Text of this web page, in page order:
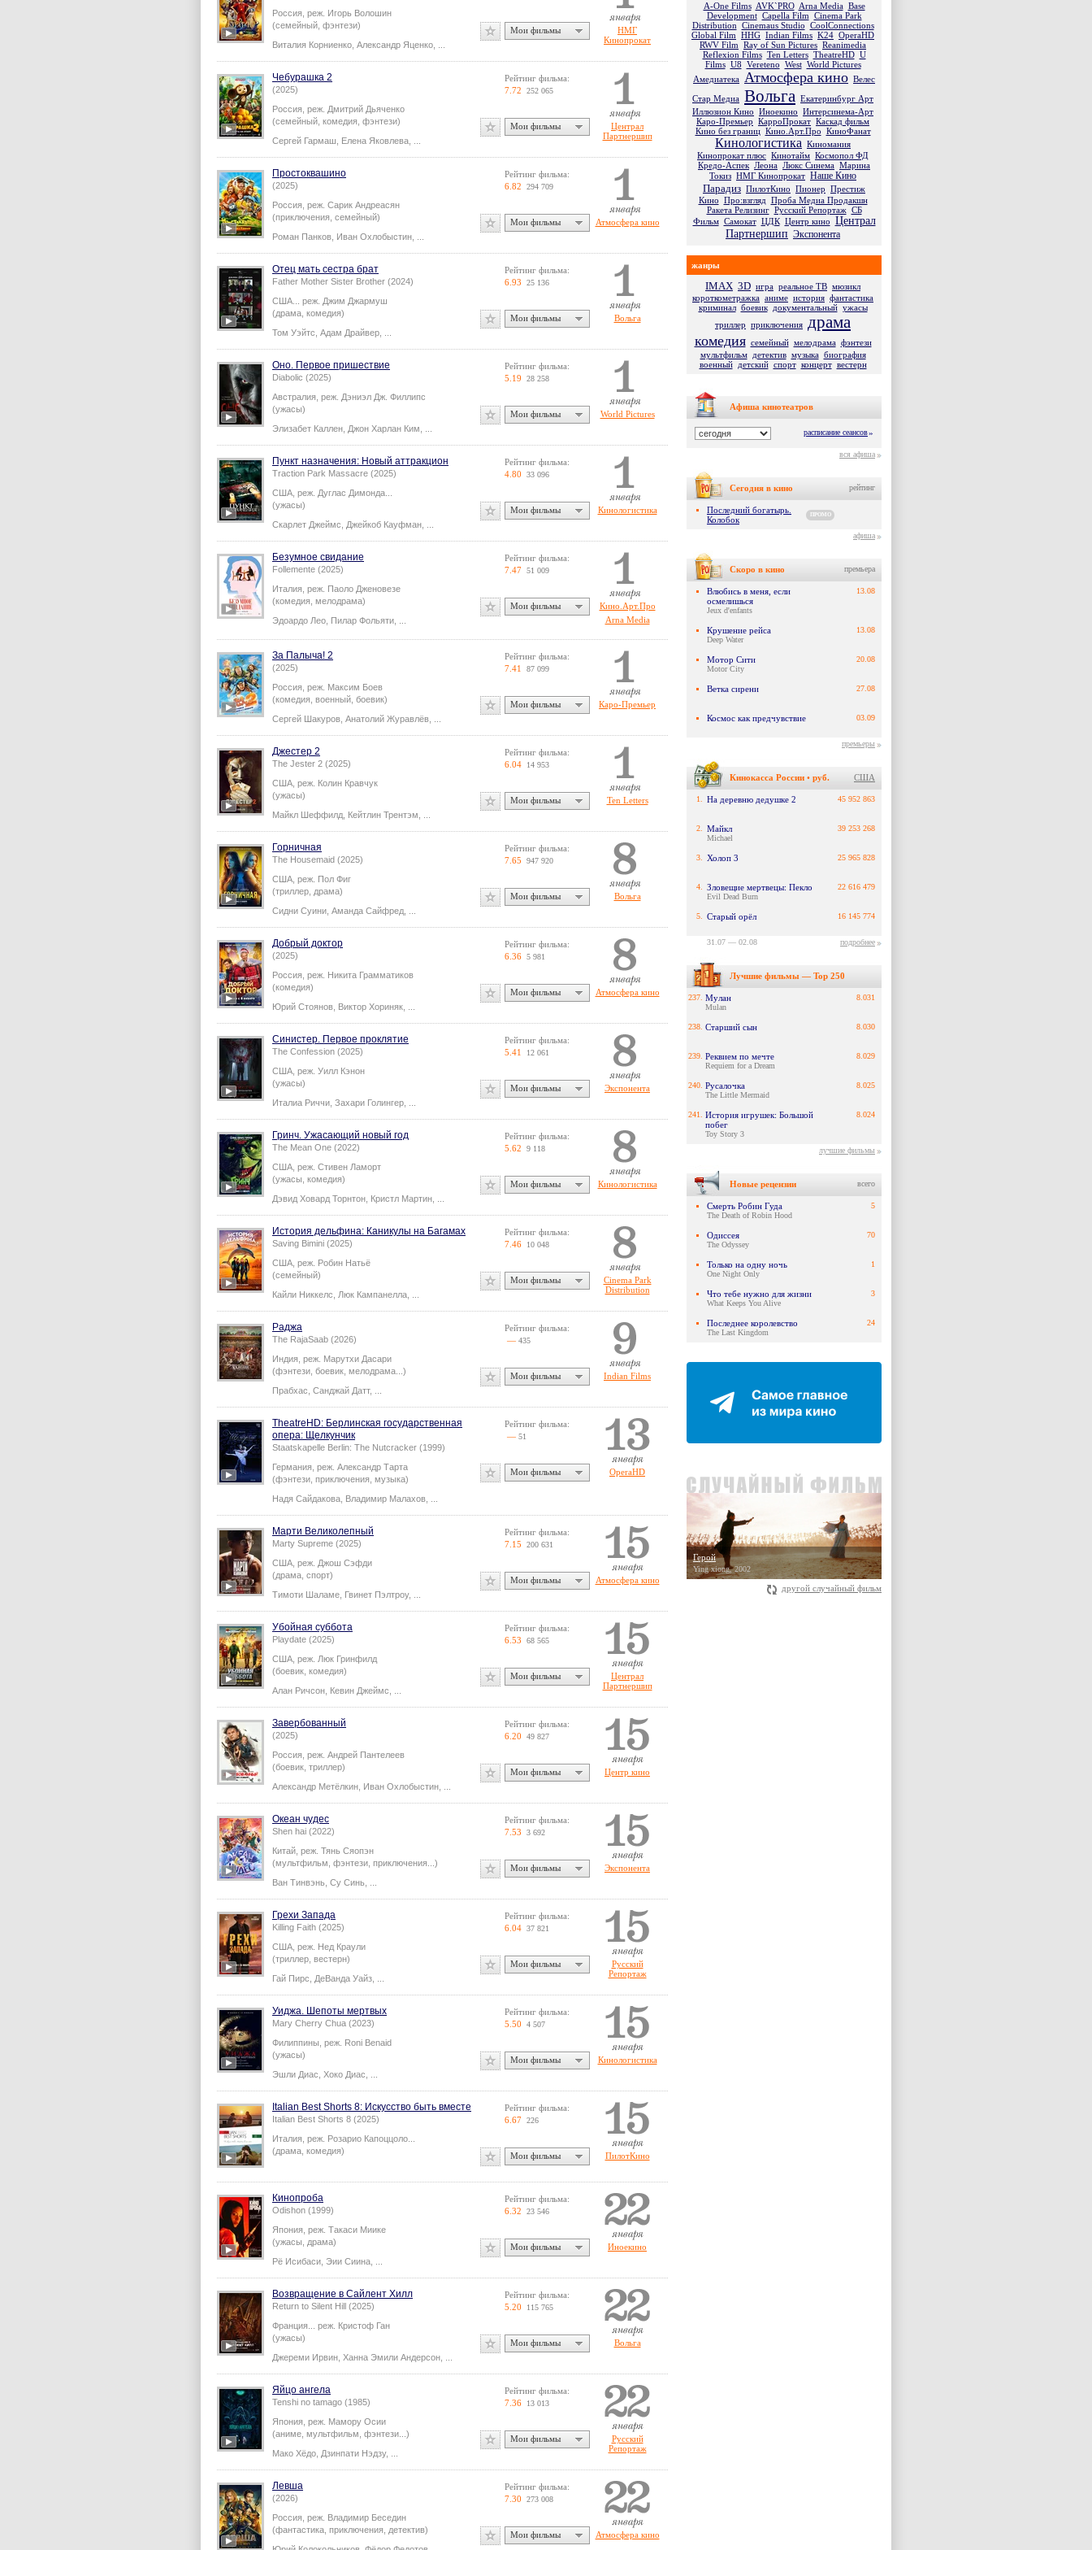
Россия, реж. Игорь Волошин
(семейный, фэнтези)
Виталия Корниенко Александр Яценко
НМГ
Кинопрокат
Мои фильмы
Чебурашка 2
(2025)
Россия, реж. Дмитрий Дьяченко
(семейный, комедия, фэнтези)
Сергей Гармаш
Елена Яковлева
Централ
Партнершип
Рейтинг фильма:
7.72 252 065
Мои фильмы
Простоквашино
(2025)
Россия, реж. Сарик Андреасян
(приключения, семейный)
Роман Панков Иван Охлобыстин
Атмосфера кино
Рейтинг фильма:
6.82 294 709
Мои фильмы
Отец мать сестра брат
Father Mother Sister Brother (2024)
США... реж. Джим Джармуш
(драма, комедия)
Том Уэйтс Адам Драйвер
Вольга
Рейтинг фильма:
6.93 25 136
Мои фильмы
Оно. Первое пришествие
Diabolic (2025)
Австралия, реж. Дэниэл Дж. Филлипс
(ужасы)
Элизабет Каллен Джон Харлан Ким
World Pictures
Рейтинг фильма:
5.19 28 258
Мои фильмы
Пункт назначения: Новый аттракцион
Traction Park Massacre (2025)
США, реж. Дуглас Димонда
(ужасы)
Скарлет Джеймс
Джейкоб Кауфман
Кинологистика
Рейтинг фильма:
4.80 33 096
Мои фильмы
Безумное свидание
Follemente (2025)
Италия, реж. Паоло Дженовезе
(комедия, мелодрама)
Эдоардо Лео Пилар Фольяти
Кино.Арт.Про
Arna Media
Рейтинг фильма:
7.47 51 009
Мои фильмы
За Палыча! 2
(2025)
Россия, реж. Максим Боев
(комедия, военный, боевик)
Сергей Шакуров Анатолий Журавлёв
Каро-Премьер
Рейтинг фильма:
7.41 87 099
Мои фильмы
Джестер 2
The Jester 2 (2025)
США, реж. Колин Кравчук
(ужасы)
Майкл Шеффилд Кейтлин Трентэм
Ten Letters
Рейтинг фильма:
6.04
14 953
Мои фильмы
Горничная
The Housemaid (2025)
США, реж. Пол Фиг
(триллер, драма)
Сидни Суини Аманда Сайфред
Вольга
Рейтинг фильма:
7.65 947 920
Мои фильмы
Добрый доктор
(2025)
Россия, реж. Никита Грамматиков
(комедия)
Юрий Стоянов Виктор Хориняк
Атмосфера кино
Рейтинг фильма:
6.36 5 981
Мои фильмы
Синистер. Первое проклятие
The Confession (2025)
США, реж. Уилл Кэнон
(ужасы)
Италиа Риччи Захари Голингер
Экспонента
Рейтинг фильма:
5.41
12 061
Мои фильмы
Гринч. Ужасающий новый год
The Mean One (2022)
США, реж. Стивен Ламорт
(ужасы, комедия)
Дэвид Ховард Торнтон Кристл Мартин
Кинологистика
Рейтинг фильма:
5.62 9 118
Мои фильмы
История дельфина: Каникулы на Багамах
Saving Bimini (2025)
США, реж. Робин Натьё
(семейный)
Кайли Никкелс
Люк Кампанелла
Cinema Park
Distribution
Рейтинг фильма:
7.46
10 048
Мои фильмы
Раджа
The RajaSaab (2026)
Индия, реж. Марутхи Дасари
(фэнтези, боевик, мелодрама...)
Прабхас Санджай Датт,
Indian Films
Рейтинг фильма:
— 435
Мои фильмы
TheatreHD: Берлинская государственная
опера: Щелкунчик
Staatskapelle Berlin: The Nutcracker (1999)
Германия, реж. Александр Тарта
(фэнтези, приключения, музыка)
Надя Сайдакова Владимир Малахов
OperaHD
Рейтинг фильма:
— 51
Мои фильмы
Марти Великолепный
Marty Supreme (2025)
США, реж. Джош Сэфди
(драма, спорт)
Тимоти Шаламе Гвинет Пэлтроу,
Атмосфера кино
Рейтинг фильма:
7.15 200 631
Мои фильмы
Убойная суббота
Playdate (2025)
США, реж. Люк Гринфилд
(боевик, комедия)
Алан Ричсон Кевин Джеймс
Централ
Партнершип
Рейтинг фильма:
6.53 68 565
Мои фильмы
Завербованный
(2025)
Россия, реж. Андрей Пантелеев
(боевик, триллер)
Александр Метёлкин Иван Охлобыстин
Центр кино
Рейтинг фильма:
6.20 49 827
Мои фильмы
Океан чудес
Shen hai (2022)
Китай, реж. Тянь Сяопэн
(мультфильм, фэнтези, приключения...)
Ван Тинвэнь Су Синь
Экспонента
Рейтинг фильма:
7.53 3 692
Мои фильмы
Грехи Запада
Killing Faith (2025)
США, реж. Нед Краули
(триллер, вестерн)
Гай Пирс
ДеВанда Уайз
Русский
Репортаж
Рейтинг фильма:
6.04 37 821
Мои фильмы
Уиджа. Шепоты мертвых
Mary Cherry Chua (2023)
Филиппины, реж. Roni Benaid
(ужасы)
Эшли Диас Хоко Диас
Кинологистика
Рейтинг фильма:
5.50 4 507
Мои фильмы
Italian Best Shorts 8: Искусство быть вместе
Italian Best Shorts 8 (2025)
Италия, реж. Розарио Капоццоло
(драма, комедия)
ПилотКино
Рейтинг фильма:
6.67 226
Мои фильмы
Кинопроба
Odishon (1999)
Япония, реж. Такаси Миике
(ужасы, драма)
Рё Исибаси Эии Сиина
Иноекино
Рейтинг фильма:
6.32 23 546
Мои фильмы
Возвращение в Сайлент Хилл
Return to Silent Hill (2025)
Франция... реж. Кристоф Ган
(ужасы)
Джереми Ирвин Ханна Эмили Андерсон
Вольга
Рейтинг фильма:
5.20
115 765
Мои фильмы
Яйцо ангела
Tenshi no tamago (1985)
Япония, реж. Мамору Осии
(аниме, мультфильм, фэнтези...)
Мако Хёдо Дзинпати Нэдзу,
Русский
Репортаж
Рейтинг фильма:
7.36
13 013
Мои фильмы
Левша
(2026)
Россия, реж. Владимир Беседин
(фантастика, приключения, детектив)
Атмосфера кино
Рейтинг фильма:
7.30 273 008
Мои фильмы
A-One Films AVK`PRO Arna Media Base
Development Capella Film Cinema Park
Distribution Cinemaus Studio CoolConnections
Global Film HHG Indian Films K24 OperaHD
RWV Film Ray of Sun Pictures Reanimedia
Reflexion Films Ten Letters TheatreHD U
Films U8 Vereteno West World Pictures
Амедиатека Атмосфера кино Велес
Стар Медиа Вольга Екатеринбург Арт
Иллюзион Кино Иноекино Интерсинема-Арт
Каро-Премьер КарроПрокат Каскад фильм
Кино без границ Кино.Арт.Про КиноФанат
Кинологистика Киномания
Кинопрокат плюс Кинотайм Космопол ФД
Кредо-Аспек Леона Люкс Синема Марина
Токиз НМГ Кинопрокат Наше Кино
Парадиз ПилотКино Пионер Престиж
Кино Про:взгляд Проба Медиа Продакшн
Ракета Релизинг Русский Репортаж СБ
Фильм Самокат ЦДК Центр кино Централ
Партнершип Экспонента
жанры
IMAX 3D игра реальное ТВ мюзикл
короткометражка аниме история фантастика
криминал боевик документальный ужасы
триллер приключения драма
комедия семейный мелодрама фэнтези
мультфильм
детектив музыка биография
военный
детский спорт концерт вестерн
Афиша кинотеатров
»
расписание сеансов
вся афиша
Сегодня в кино рейтинг
Последний богатырь.
Колобок
ПРОМО
афиша
Скоро в кино премьера
Влюбись в меня, если
осмелишься
Jeux d'enfants
13.08
Крушение рейса
Deep Water
13.08
Мотор Сити
Motor City
20.08
Ветка сирени 27.08
Космос как предчувствие 03.09
премьеры
Кинокасса России • руб. США
1. На деревню дедушке 2 45 952 863
2. Майкл
Michael
39 253 268
3. Холоп 3 25 965 828
4. Зловещие мертвецы: Пекло
Evil Dead Burn
22 616 479
5. Старый орёл 16 145 774
31.07 — 02.08 подробнее
Лучшие фильмы — Top 250
237. Мулан
Mulan
8.031
238. Старший сын 8.030
239. Реквием по мечте
Requiem for a Dream
8.029
240. Русалочка
The Little Mermaid
8.025
241.
История игрушек: Большой
побег
Toy Story 3
8.024
лучшие фильмы
Новые рецензии всего
Смерть Робин Гуда
The Death of Robin Hood
5
Одиссея
The Odyssey
70
Только на одну ночь
One Night Only
1
Что тебе нужно для жизни
What Keeps You Alive
3
Последнее королевство
The Last Kingdom
24
Герой
Ying xiong, 2002
другой случайный фильм